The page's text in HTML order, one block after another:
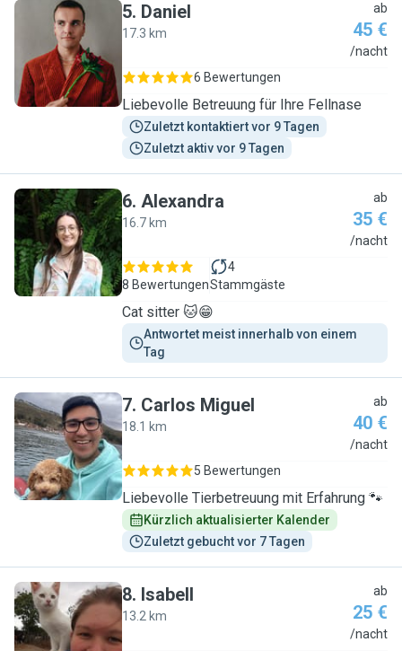
D
5. Daniel
17.3 km
ab
45 €
/nacht
6 Bewertungen
Liebevolle Betreuung für Ihre Fellnase
Zuletzt kontaktiert vor 9 Tagen
Zuletzt aktiv vor 9 Tagen
A
6. Alexandra
16.7 km
ab
35 €
/nacht
8 Bewertungen
4
Stammgäste
Cat sitter 🐱😁
Antwortet meist innerhalb von einem
Tag
C
7. Carlos Miguel
18.1 km
ab
40 €
/nacht
5 Bewertungen
Liebevolle Tierbetreuung mit Erfahrung 🐾
Kürzlich aktualisierter Kalender
Zuletzt gebucht vor 7 Tagen
I
8. Isabell
13.2 km
ab
25 €
/nacht